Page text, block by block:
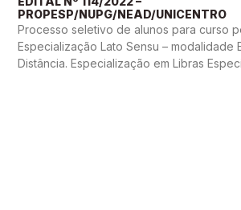
PROPESP/NUPG/NEAD/UNICENTRO
Processo seletivo de alunos para curso
Especialização Lato Sensu – modalidade
Distância. Especialização em Libras